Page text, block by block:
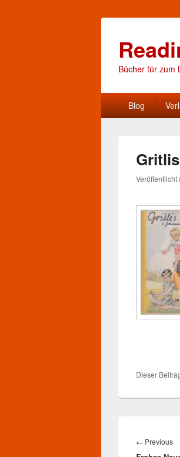
Bücher für zum
Hauptmenü
Blog
Veröffentlicht
Dieser
← Previous